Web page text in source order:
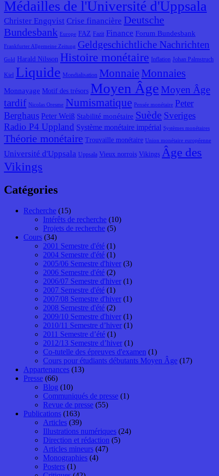
Médailles de l'Université d'Uppsala
Christer Engqvist Crise financière Deutsche
Bundesbank
Europe FAZ Fazit Finance Forum Bundesbank
Frankfurter Allgemeine Zeitung Geldgeschichtliche Nachrichten
Gold Harald Nilsson Histoire monétaire Inflation Johan Palmstruch
Kiel Liquide Mondialisation Monnaie Monnaies
Monnayage Motif des trésors Moyen Âge Moyen Âge
tardif Nicolas Oresme Numismatique Pensée monétaire Peter
Berghaus Peter Weiß Stabilité monétaire Suède Sveriges
Radio P4 Uppland Système monétaire impérial Systèmes monétaires
Théorie monétaire Trouvaille monétaire Union monétaire européenne
Université d'Uppsala Uppsala Vieux norrois Vikings Âge des
Vikings
Catégories
Recherche (15)
Intérêts de recherche (10)
Projets de recherche (5)
Cours (34)
2001 Semestre d'été (1)
2004 Semestre d'été (1)
2005/06 Semestre d'hiver (3)
2006 Semestre d'été (2)
2006/07 Semestre d'hiver (1)
2007 Semestre d'été (1)
2007/08 Semestre d'hiver (1)
2008 Semestre d'été (2)
2009/10 Semestre d'hiver (1)
2010/11 Semestre d’hiver (1)
2011 Semestre d’été (1)
2012/13 Semestre d’hiver (1)
Co-tutelle des épreuves d'examen (1)
Cours pour étudiants débutants Moyen Âge (17)
Appartenances (13)
Presse (66)
Blog (10)
Communiqués de presse (1)
Revue de presse (55)
Publications (163)
Articles (39)
Illustrations numériques (24)
Direction et rédaction (5)
Articles mineurs (47)
Monographies (4)
Posters (1)